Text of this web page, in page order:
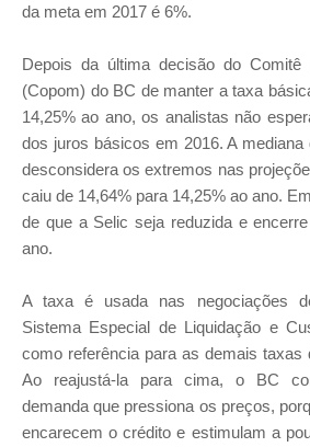
da meta em 2017 é 6%.
Depois da última decisão do Comitê
(Copom) do BC de manter a taxa
14,25% ao ano, os analistas não
dos juros básicos em 2016. A
desconsidera os extremos nas
caiu de 14,64% para 14,25% ao ano.
de que a Selic seja reduzida e
ano.
A taxa é usada nas negociações
Sistema Especial de Liquidação e
como referência para as demais taxas
Ao reajustá-la para cima, o BC
demanda que pressiona os preços,
encarecem o crédito e estimulam a